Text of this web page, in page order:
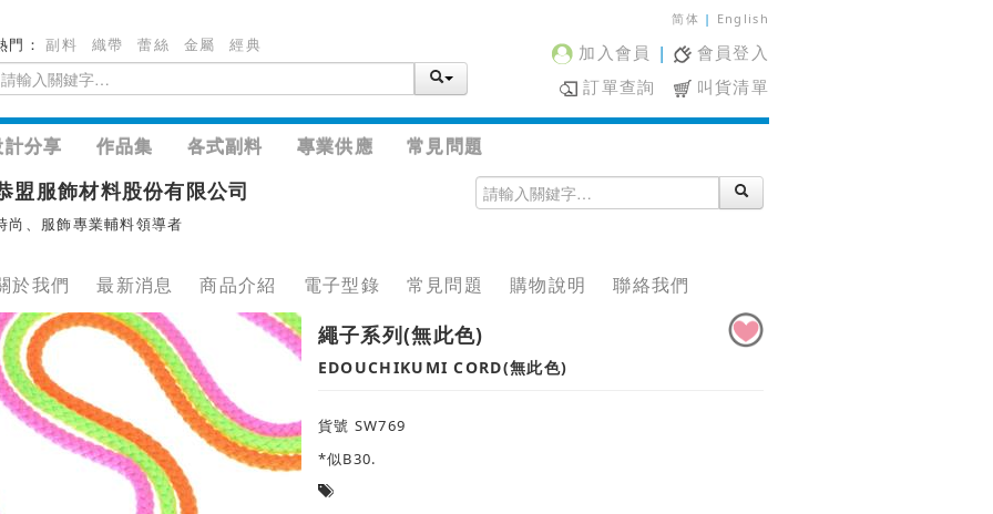
門：副料 織帶 蕾絲 金屬 經典
简体 | English
加入會員 |
會員登入
訂單查詢
叫貨清單
計分享 作品集 各式副料 專業供應 常見問題
盟服飾材料股份有限公司
尚、服飾專業輔料領導者
於我們 最新消息 商品介紹 電子型錄 常見問題 購物說明 聯絡我們
繩子系列(無此色)
EDOUCHIKUMI CORD(無此色)
貨號 SW769
*似B30.